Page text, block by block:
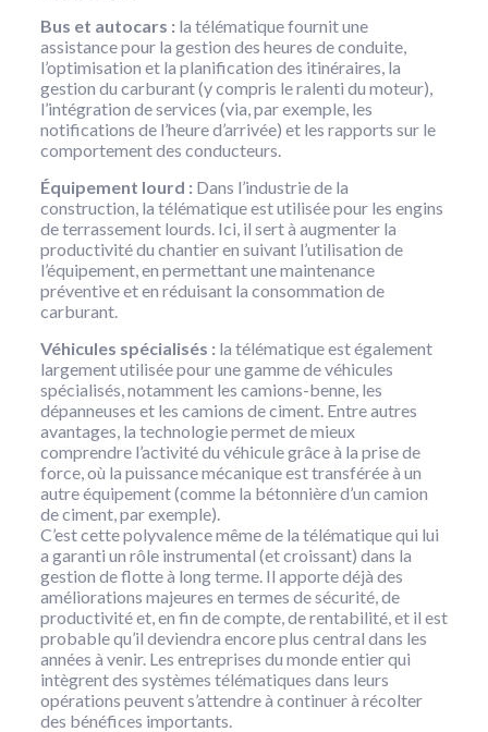
Bus et autocars : la télématique fournit une
assistance pour la gestion des heures de conduite,
l’optimisation et la planification des itinéraires, la
gestion du carburant (y compris le ralenti du moteur),
l’intégration de services (via, par exemple, les
notifications de l’heure d’arrivée) et les rapports sur le
comportement des conducteurs.
Équipement lourd : Dans l’industrie de la
construction, la télématique est utilisée pour les engins
de terrassement lourds. Ici, il sert à augmenter la
productivité du chantier en suivant l’utilisation de
l’équipement, en permettant une maintenance
préventive et en réduisant la consommation de
carburant.
Véhicules spécialisés : la télématique est également
largement utilisée pour une gamme de véhicules
spécialisés, notamment les camions-benne, les
dépanneuses et les camions de ciment. Entre autres
avantages, la technologie permet de mieux
comprendre l’activité du véhicule grâce à la prise de
force, où la puissance mécanique est transférée à un
autre équipement (comme la bétonnière d’un camion
de ciment, par exemple).
C’est cette polyvalence même de la télématique qui lui
a garanti un rôle instrumental (et croissant) dans la
gestion de flotte à long terme. Il apporte déjà des
améliorations majeures en termes de sécurité, de
productivité et, en fin de compte, de rentabilité, et il est
probable qu’il deviendra encore plus central dans les
années à venir. Les entreprises du monde entier qui
intègrent des systèmes télématiques dans leurs
opérations peuvent s’attendre à continuer à récolter
des bénéfices importants.